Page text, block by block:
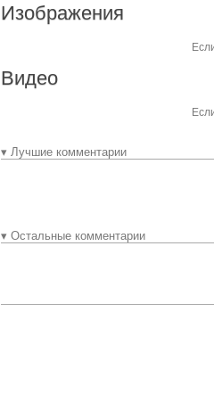
Изображения
Видео
▾ Лучшие комментарии
▾ Остальные комментарии